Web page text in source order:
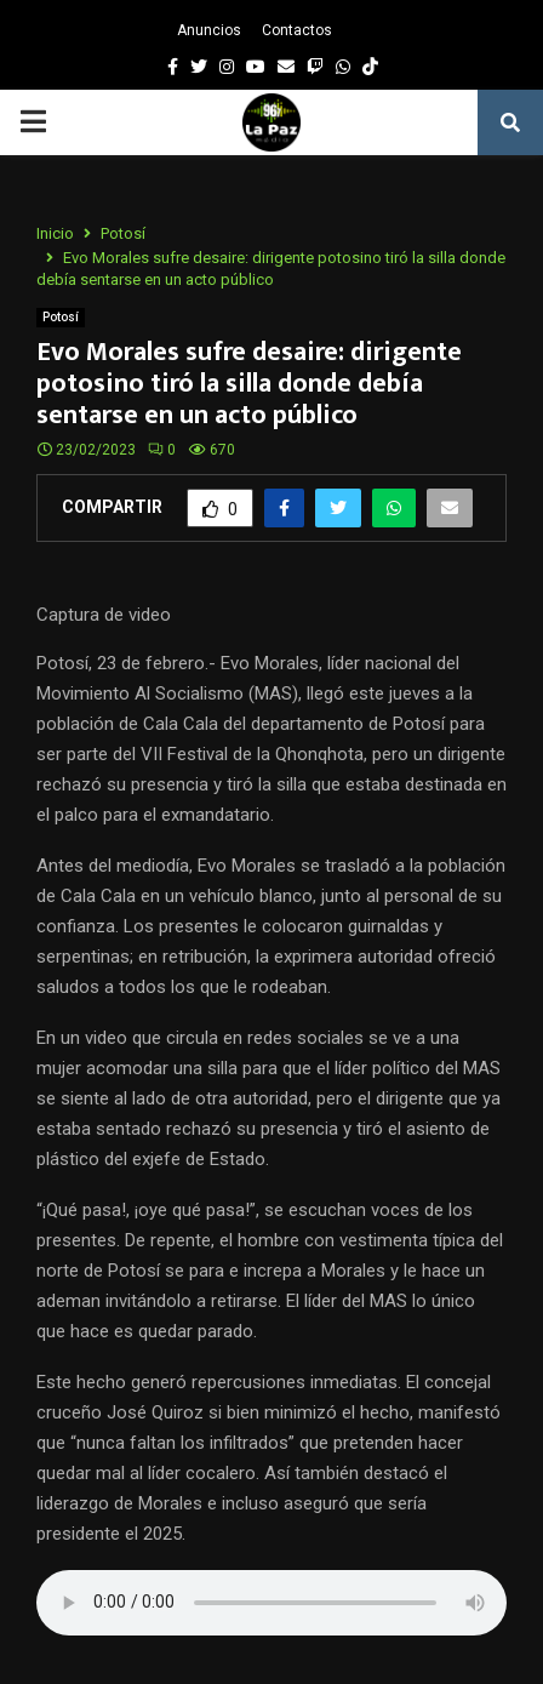
Anuncios Contactos
Facebook
TwitterInstagram
Youtube
EmailTwitchWhatsapp
PRIMARY
Inicio
Potosí
Evo Morales sufre desaire: dirigente potosino tiró la silla donde
debía sentarse en un acto público
Potosí
Evo Morales sufre desaire: dirigente
potosino tiró la silla donde debía
sentarse en un acto público
23/02/2023 0 670
COMPARTIR 0
Captura de video
Potosí, 23 de febrero.- Evo Morales, líder nacional del
Movimiento Al Socialismo (MAS), llegó este jueves a la
población de Cala Cala del departamento de Potosí para
ser parte del VII Festival de la Qhonqhota, pero un dirigente
rechazó su presencia y tiró la silla que estaba destinada en
el palco para el exmandatario.
Antes del mediodía, Evo Morales se trasladó a la población
de Cala Cala en un vehículo blanco, junto al personal de su
confianza. Los presentes le colocaron guirnaldas y
serpentinas; en retribución, la exprimera autoridad ofreció
saludos a todos los que le rodeaban.
En un video que circula en redes sociales se ve a una
mujer acomodar una silla para que el líder político del MAS
se siente al lado de otra autoridad, pero el dirigente que ya
estaba sentado rechazó su presencia y tiró el asiento de
plástico del exjefe de Estado.
“¡Qué pasa!, ¡oye qué pasa!”, se escuchan voces de los
presentes. De repente, el hombre con vestimenta típica del
norte de Potosí se para e increpa a Morales y le hace un
ademan invitándolo a retirarse. El líder del MAS lo único
que hace es quedar parado.
Este hecho generó repercusiones inmediatas. El concejal
cruceño José Quiroz si bien minimizó el hecho, manifestó
que “nunca faltan los infiltrados” que pretenden hacer
quedar mal al líder cocalero. Así también destacó el
liderazgo de Morales e incluso aseguró que sería
presidente el 2025.